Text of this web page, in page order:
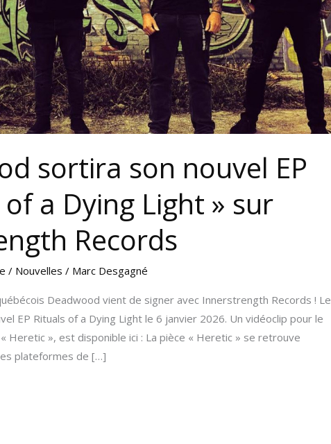
sortira son nouvel EP
a Dying Light » sur
Records
/ Nouvelles / Marc Desgagné
Deadwood vient de signer avec Innerstrength Records ! Le
EP Rituals of a Dying Light le 6 janvier 2026. Un vidéoclip pour le
Heretic », est disponible ici : La pièce « Heretic » se retrouve
plateformes de […]